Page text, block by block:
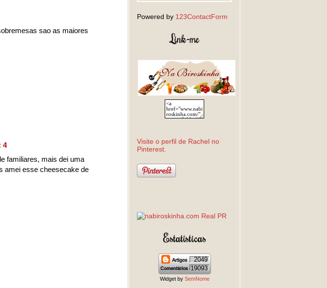
sao as maiores
4
familiares, mais dei uma
amei esse cheesecake de
Powered by 123ContactForm
Link-me
Visite o perfil de Rachel no
Pinterest.
Estatísticas
2049
19093
Widget by SemNome